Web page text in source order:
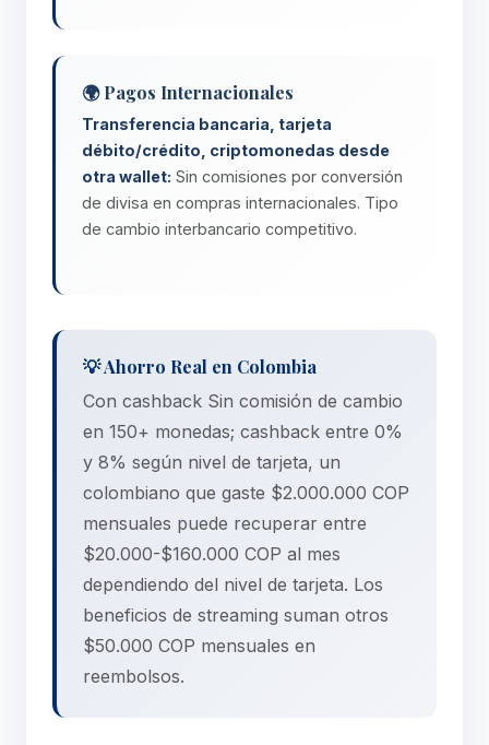
🌍 Pagos Internacionales
Transferencia bancaria, tarjeta
débito/crédito, criptomonedas desde
otra wallet: Sin comisiones por conversión
de divisa en compras internacionales. Tipo
de cambio interbancario competitivo.
💡 Ahorro Real en Colombia
Con cashback Sin comisión de cambio
en 150+ monedas; cashback entre 0%
y 8% según nivel de tarjeta, un
colombiano que gaste $2.000.000 COP
mensuales puede recuperar entre
$20.000-$160.000 COP al mes
dependiendo del nivel de tarjeta. Los
beneficios de streaming suman otros
$50.000 COP mensuales en
reembolsos.